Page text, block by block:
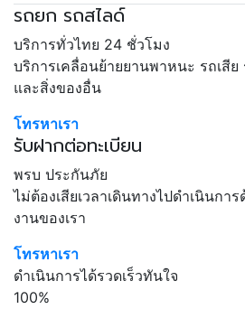
รถยก รถสไลด์
บริการทั่วไทย 24 ชั่วโมง
บริการเคลื่อนย้ายยานพาหนะ รถเสีย
และสิ่งของอื่น
โทรหาเรา
รับฝากต่อทะเบียน
พรบ ประกันภัย
ไม่ต้องเสียเวลาเดินทางไปดำเนินกา
งานของเรา
โทรหาเรา
ดำเนินการได้รวดเร็วทันใจ
100%